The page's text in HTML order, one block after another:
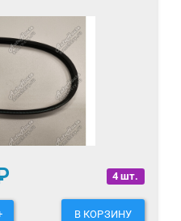
4 шт.
В КОРЗИНУ